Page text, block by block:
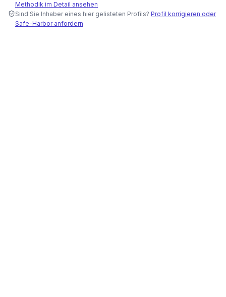
Methodik im Detail ansehen
Sind Sie Inhaber eines hier gelisteten Profils? Profil korrigieren oder
Safe-Harbor anfordern